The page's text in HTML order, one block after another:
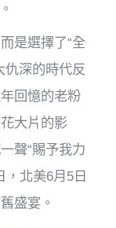
是選擇了“全
仇深的時代反
回憶的老粉
大片的影
聲“賜予我力
，北美6月5日
盛宴。